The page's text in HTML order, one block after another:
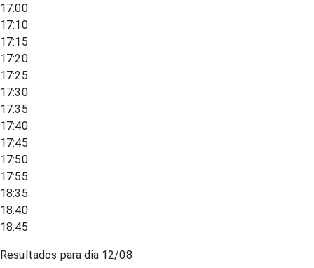
17:00
17:10
17:15
17:20
17:25
17:30
17:35
17:40
17:45
17:50
17:55
18:35
18:40
18:45
Resultados para dia 12/08